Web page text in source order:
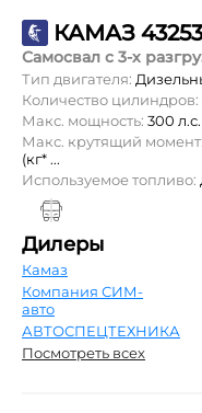
Самосвал с 3-х
Тип двигателя:
Количество цилиндров:
Макс. мощность: 300 л.с.
Макс. крутящий момент:
(кг* ...
Используемое топливо:
Дилеры
Камаз
Компания СИМ-
авто
АВТОСПЕЦТЕХНИКА
Посмотреть всех